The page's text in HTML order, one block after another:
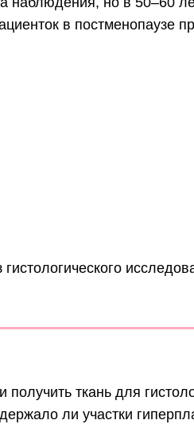
в постменопаузе
ткань для
ли участки